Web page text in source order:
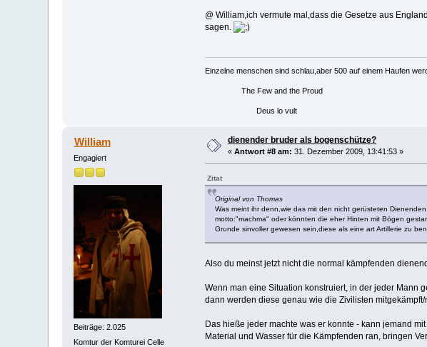
@ William,ich vermute mal,dass die Gesetze aus
sagen.
Einzelne menschen sind schlau,aber 500 auf einem Haufen
The Few and the Proud
Deus lo vult
William
Engagiert
Beiträge: 2.025
Komtur der Komturei Celle
dienender bruder als bogenschütze?
«Antwort #8 am: 31. Dezember 2009, 13:41:53 »
Zitat
Original von Thomas
Was meint ihr denn,wie das mit den nicht gerüsteten
motto:"machma" oder könnten die eher Hinten mit Bögen
Grunde sinvoller gewesen sein,diese als eine art Artillerie zu
Also du meinst jetzt nicht die normal kämpfenden
Wenn man eine Situation konstruiert, in der jeder Mann
dann werden diese genau wie die Zivilisten
Das hieße jeder machte was er konnte - kann jemand
Material und Wasser für die Kämpfenden ran, bringen